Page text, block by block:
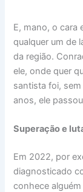
E, mano, o cara
qualquer um de
da região.
ele, onde quer
santista foi,
anos, ele
Superação e
Em 2022, por
diagnosticado
conhece